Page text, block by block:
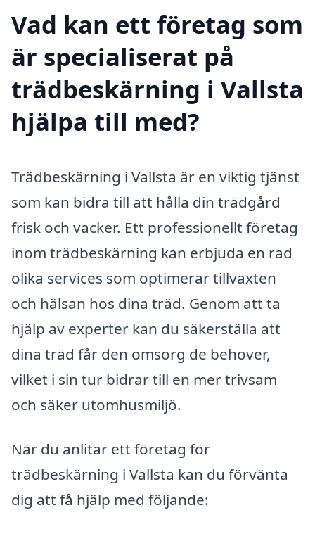
Vad kan ett företag som
är specialiserat på
trädbeskärning i Vallsta
hjälpa till med?
Trädbeskärning i Vallsta är en viktig tjänst
som kan bidra till att hålla din trädgård
frisk och vacker. Ett professionellt företag
inom trädbeskärning kan erbjuda en rad
olika services som optimerar tillväxten
och hälsan hos dina träd. Genom att ta
hjälp av experter kan du säkerställa att
dina träd får den omsorg de behöver,
vilket i sin tur bidrar till en mer trivsam
och säker utomhusmiljö.
När du anlitar ett företag för
trädbeskärning i Vallsta kan du förvänta
dig att få hjälp med följande: